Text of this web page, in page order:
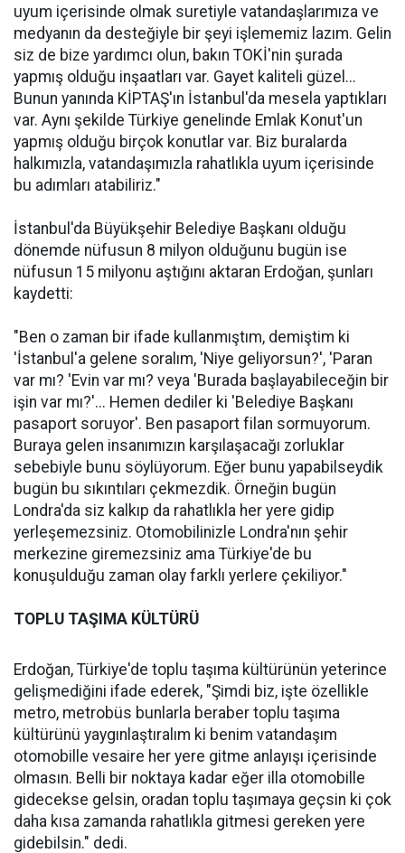
uyum içerisinde olmak suretiyle vatandaşlarımıza ve
medyanın da desteğiyle bir şeyi işlememiz lazım. Gelin
siz de bize yardımcı olun, bakın TOKİ'nin şurada
yapmış olduğu inşaatları var. Gayet kaliteli güzel...
Bunun yanında KİPTAŞ'ın İstanbul'da mesela yaptıkları
var. Aynı şekilde Türkiye genelinde Emlak Konut'un
yapmış olduğu birçok konutlar var. Biz buralarda
halkımızla, vatandaşımızla rahatlıkla uyum içerisinde
bu adımları atabiliriz."
İstanbul'da Büyükşehir Belediye Başkanı olduğu
dönemde nüfusun 8 milyon olduğunu bugün ise
nüfusun 15 milyonu aştığını aktaran Erdoğan, şunları
kaydetti:
"Ben o zaman bir ifade kullanmıştım, demiştim ki
'İstanbul'a gelene soralım, 'Niye geliyorsun?', 'Paran
var mı? 'Evin var mı? veya 'Burada başlayabileceğin bir
işin var mı?'... Hemen dediler ki 'Belediye Başkanı
pasaport soruyor'. Ben pasaport filan sormuyorum.
Buraya gelen insanımızın karşılaşacağı zorluklar
sebebiyle bunu söylüyorum. Eğer bunu yapabilseydik
bugün bu sıkıntıları çekmezdik. Örneğin bugün
Londra'da siz kalkıp da rahatlıkla her yere gidip
yerleşemezsiniz. Otomobilinizle Londra'nın şehir
merkezine giremezsiniz ama Türkiye'de bu
konuşulduğu zaman olay farklı yerlere çekiliyor."
TOPLU TAŞIMA KÜLTÜRÜ
Erdoğan, Türkiye'de toplu taşıma kültürünün yeterince
gelişmediğini ifade ederek, "Şimdi biz, işte özellikle
metro, metrobüs bunlarla beraber toplu taşıma
kültürünü yaygınlaştıralım ki benim vatandaşım
otomobille vesaire her yere gitme anlayışı içerisinde
olmasın. Belli bir noktaya kadar eğer illa otomobille
gidecekse gelsin, oradan toplu taşımaya geçsin ki çok
daha kısa zamanda rahatlıkla gitmesi gereken yere
gidebilsin." dedi.